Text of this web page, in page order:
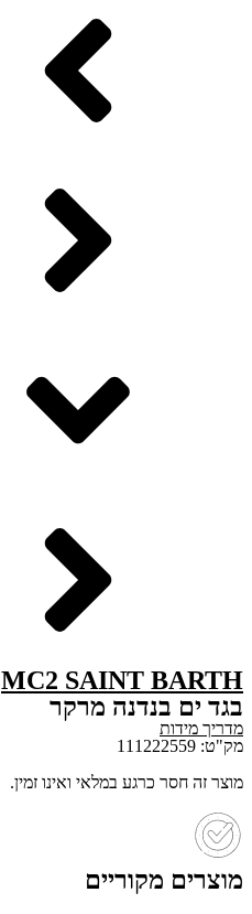
MC2 SAINT BARTH
בגד ים בנדנה מרקר
מדריך מידות
מק"ט: 111222559
מוצר זה חסר כרגע במלאי ואינו זמין.
מוצרים מקוריים